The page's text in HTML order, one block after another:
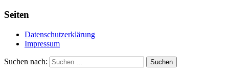
Seiten
Datenschutzerklärung
Impressum
Suchen nach: Suchen